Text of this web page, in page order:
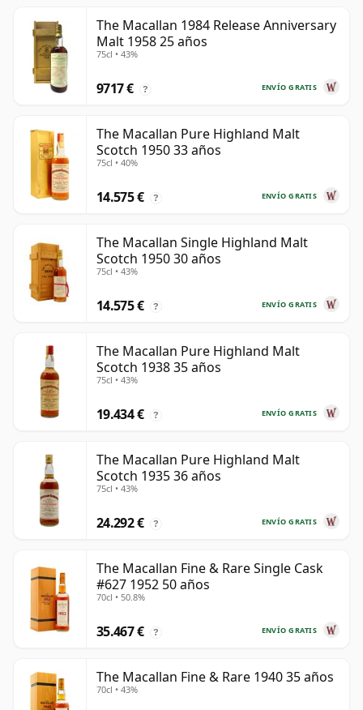
The Macallan 1984 Release Anniversary
Malt 1958 25 años
75cl • 43%
ENVÍO GRATIS
9717 € ?
The Macallan Pure Highland Malt
Scotch 1950 33 años
75cl • 40%
ENVÍO GRATIS
14.575 € ?
The Macallan Single Highland Malt
Scotch 1950 30 años
75cl • 43%
ENVÍO GRATIS
14.575 € ?
The Macallan Pure Highland Malt
Scotch 1938 35 años
75cl • 43%
ENVÍO GRATIS
19.434 € ?
The Macallan Pure Highland Malt
Scotch 1935 36 años
75cl • 43%
ENVÍO GRATIS
24.292 € ?
The Macallan Fine & Rare Single Cask
#627 1952 50 años
70cl • 50.8%
ENVÍO GRATIS
35.467 € ?
The Macallan Fine & Rare 1940 35 años
70cl • 43%